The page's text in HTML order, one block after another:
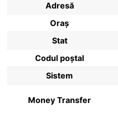
Adresă
Oraș
Stat
Codul poştal
Sistem
Money Transfer